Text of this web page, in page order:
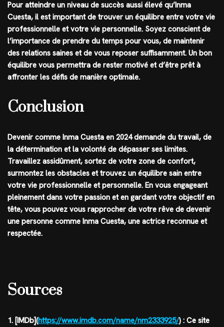
Pour atteindre un niveau de succès aussi élevé qu’Inma
Cuesta, il est important de trouver un équilibre entre votre vie
professionnelle et votre vie personnelle. Soyez conscient de
l’importance de prendre du temps pour vous, de maintenir
des relations saines et de vous reposer suffisamment. Un bon
équilibre vous permettra de rester motivé et d’être prêt à
affronter les défis de manière optimale.
Conclusion
Devenir comme Inma Cuesta en 2024 demande du travail, de
la détermination et la volonté de dépasser ses limites.
Travaillez assidûment, sortez de votre zone de confort,
surmontez les obstacles et trouvez un équilibre sain entre
votre vie professionnelle et personnelle. En vous engageant
pleinement dans votre passion et en gardant votre objectif en
tête, vous pouvez vous rapprocher de votre rêve de devenir
une personne comme Inma Cuesta, une actrice reconnue et
respectée.
Sources
1. [IMDb](https://www.imdb.com/name/nm2333925/) : Ce site